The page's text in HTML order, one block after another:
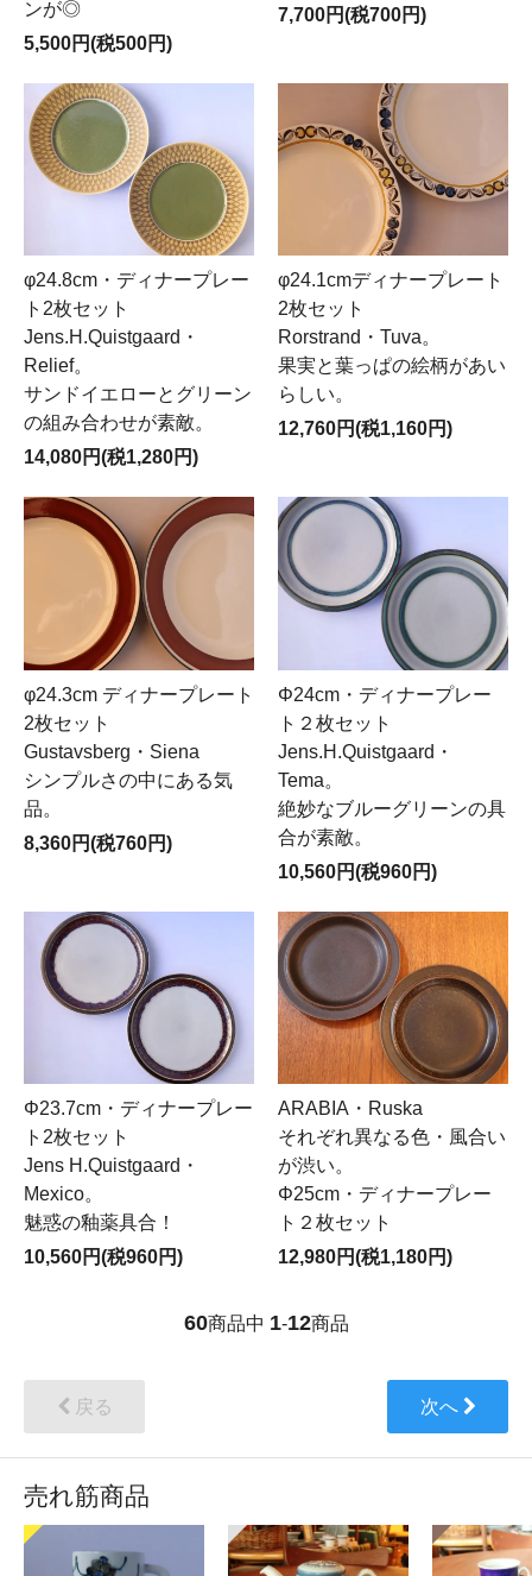
ンが◎
5,500円(税500円)
7,700円(税700円)
φ24.8cm・ディナープレー
ト2枚セット
Jens.H.Quistgaard・
Relief。
サンドイエローとグリーン
の組み合わせが素敵。
14,080円(税1,280円)
φ24.1cmディナープレート
2枚セット
Rorstrand・Tuva。
果実と葉っぱの絵柄があい
らしい。
12,760円(税1,160円)
φ24.3cm ディナープレート
2枚セット
Gustavsberg・Siena
シンプルさの中にある気
品。
8,360円(税760円)
Φ24cm・ディナープレー
ト２枚セット
Jens.H.Quistgaard・
Tema。
絶妙なブルーグリーンの具
合が素敵。
10,560円(税960円)
Φ23.7cm・ディナープレー
ト2枚セット
Jens H.Quistgaard・
Mexico。
魅惑の釉薬具合！
10,560円(税960円)
ARABIA・Ruska
それぞれ異なる色・風合い
が渋い。
Φ25cm・ディナープレー
ト２枚セット
12,980円(税1,180円)
60商品中 1-12商品
戻る 次へ
売れ筋商品